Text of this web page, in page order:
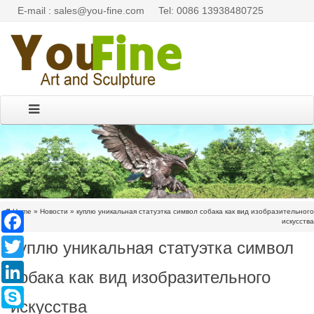
E-mail : sales@you-fine.com Tel: 0086 13938480725
Home » Новости » куплю уникальная статуэтка символ собака как вид изобразительного
искусства
куплю уникальная статуэтка символ
собака как вид изобразительного
искусства
Facebook